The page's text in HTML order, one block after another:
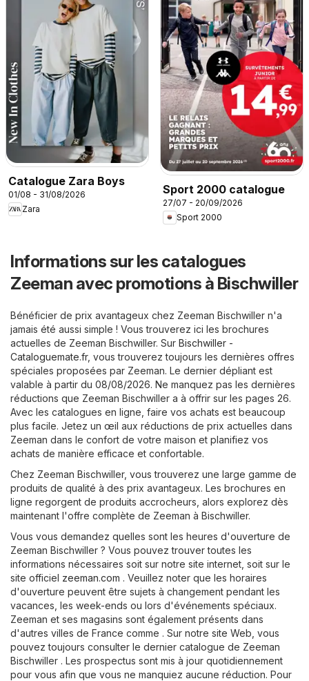
Catalogue Zara Boys
01/08 - 31/08/2026
Zara
Sport 2000 catalogue
27/07 - 20/09/2026
Sport 2000
Informations sur les catalogues
Zeeman avec promotions à Bischwiller
Bénéficier de prix avantageux chez Zeeman Bischwiller n'a
jamais été aussi simple ! Vous trouverez ici les brochures
actuelles de Zeeman Bischwiller. Sur Bischwiller -
Cataloguemate.fr, vous trouverez toujours les dernières offres
spéciales proposées par Zeeman. Le dernier dépliant est
valable à partir du 08/08/2026. Ne manquez pas les dernières
réductions que Zeeman Bischwiller a à offrir sur les pages 26.
Avec les catalogues en ligne, faire vos achats est beaucoup
plus facile. Jetez un œil aux réductions de prix actuelles dans
Zeeman dans le confort de votre maison et planifiez vos
achats de manière efficace et confortable.
Chez Zeeman Bischwiller, vous trouverez une large gamme de
produits de qualité à des prix avantageux. Les brochures en
ligne regorgent de produits accrocheurs, alors explorez dès
maintenant l'offre complète de Zeeman à Bischwiller.
Vous vous demandez quelles sont les heures d'ouverture de
Zeeman Bischwiller ? Vous pouvez trouver toutes les
informations nécessaires soit sur notre site internet, soit sur le
site officiel zeeman.com . Veuillez noter que les horaires
d'ouverture peuvent être sujets à changement pendant les
vacances, les week-ends ou lors d'événements spéciaux.
Zeeman et ses magasins sont également présents dans
d'autres villes de France comme . Sur notre site Web, vous
pouvez toujours consulter le dernier catalogue de Zeeman
Bischwiller . Les prospectus sont mis à jour quotidiennement
pour vous afin que vous ne manquiez aucune réduction. Pour